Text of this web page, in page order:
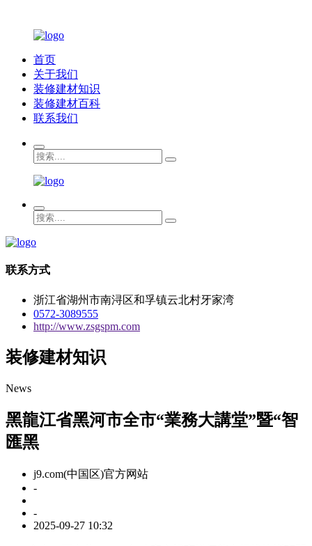
首页
关于我们
装修建材知识
装修建材百科
联系我们
联系方式
浙江省湖州市南浔区和孚镇云北村牙家湾
0572-3089555
http://www.zsgspm.com
装修建材知识
News
黑龍江省黑河市全市“業務大講堂”暨“智
匯黑
j9.com(中国区)官方网站
-
-
2025-09-27 10:32